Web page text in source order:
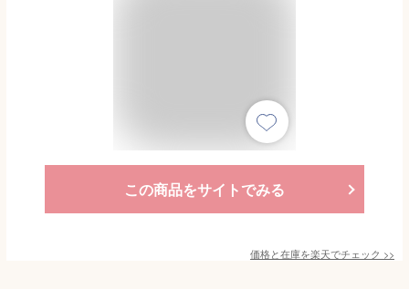
この商品をサイトでみる
価格と在庫を楽天でチェック >>